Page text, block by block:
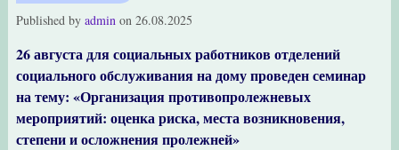
Published by adminon 26.08.2025
26 августа для социальных работников отделений
социального обслуживания на дому проведен семинар
на тему: «Организация противопролежневых
мероприятий: оценка риска, места возникновения,
степени и осложнения пролежней»